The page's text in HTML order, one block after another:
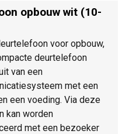
opbouw wit (10-
voor opbouw,
deurtelefoon
van een
met een
een voeding. Via deze
kan worden
met een bezoeker